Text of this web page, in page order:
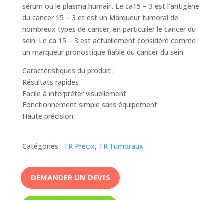
sérum ou le plasma humain. Le ca15 – 3 est l’antigène
du cancer 15 – 3 et est un Marqueur tumoral de
nombreux types de cancer, en particulier le cancer du
sein. Le ca 15 – 3 est actuellement considéré comme
un marqueur pronostique fiable du cancer du sein.
Caractéristiques du produit :
Résultats rapides
Facile à interpréter visuellement
Fonctionnement simple sans équipement
Haute précision
Catégories : TR Precix, TR Tumoraux
DEMANDER UN DEVIS